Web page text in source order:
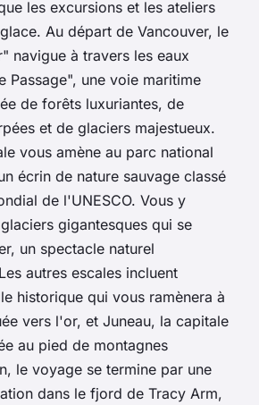
les excursions et les ateliers
Au départ de Vancouver, le
navigue à travers les eaux
Passage", une voie maritime
de forêts luxuriantes, de
et de glaciers majestueux.
vous amène au parc national
écrin de nature sauvage classé
de l'UNESCO. Vous y
gigantesques qui se
un spectacle naturel
autres escales incluent
historique qui vous ramènera à
vers l'or, et Juneau, la capitale
au pied de montagnes
le voyage se termine par une
dans le fjord de Tracy Arm,